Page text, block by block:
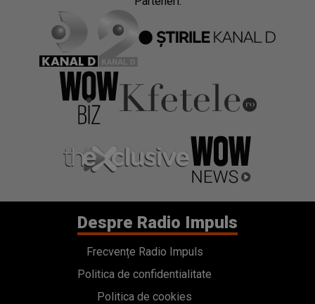
Despre Radio Impuls
Frecvențe Radio Impuls
Politica de confidentialitate
Politica de cookies